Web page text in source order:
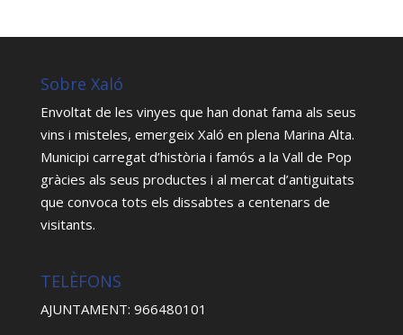
Sobre Xaló
Envoltat de les vinyes que han donat fama als seus
vins i misteles, emergeix Xaló en plena Marina Alta.
Municipi carregat d’història i famós a la Vall de Pop
gràcies als seus productes i al mercat d’antiguitats
que convoca tots els dissabtes a centenars de
visitants.
TELÈFONS
AJUNTAMENT: 966480101